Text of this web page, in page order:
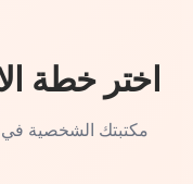
اختر خطة
مكتبتك الشخصية في